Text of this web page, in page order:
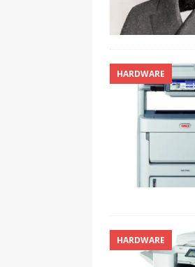
HARDWARE
HARDWARE